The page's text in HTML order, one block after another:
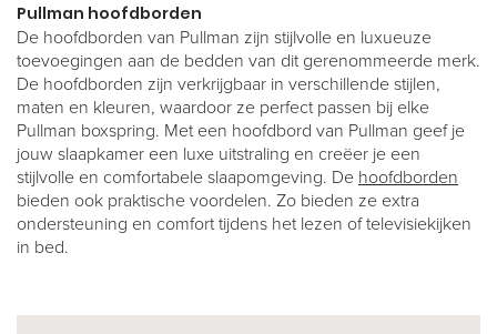
Pullman hoofdborden
De hoofdborden van Pullman zijn stijlvolle en luxueuze
toevoegingen aan de bedden van dit gerenommeerde merk.
De hoofdborden zijn verkrijgbaar in verschillende stijlen,
maten en kleuren, waardoor ze perfect passen bij elke
Pullman boxspring. Met een hoofdbord van Pullman geef je
jouw slaapkamer een luxe uitstraling en creëer je een
stijlvolle en comfortabele slaapomgeving. De hoofdborden
bieden ook praktische voordelen. Zo bieden ze extra
ondersteuning en comfort tijdens het lezen of televisiekijken
in bed.